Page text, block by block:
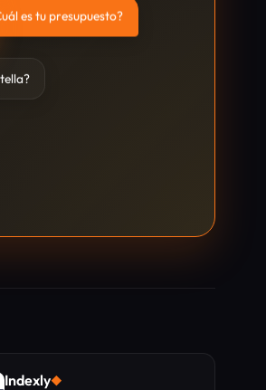
es tu presupuesto?
Indexly◆